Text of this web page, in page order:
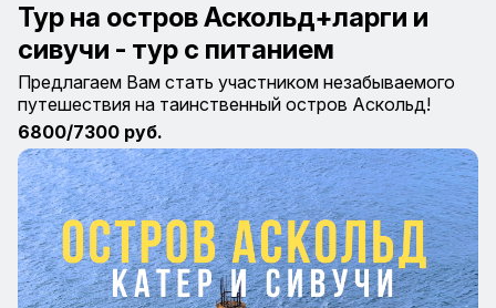
Тур на остров Аскольд+ларги и
сивучи - тур с питанием
Предлагаем Вам стать участником незабываемого
путешествия на таинственный остров Аскольд!
6800/7300 руб.